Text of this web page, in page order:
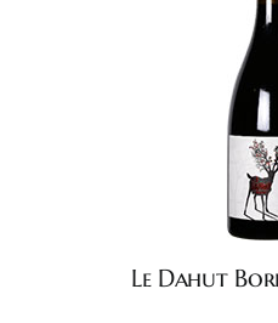
Le Dahut